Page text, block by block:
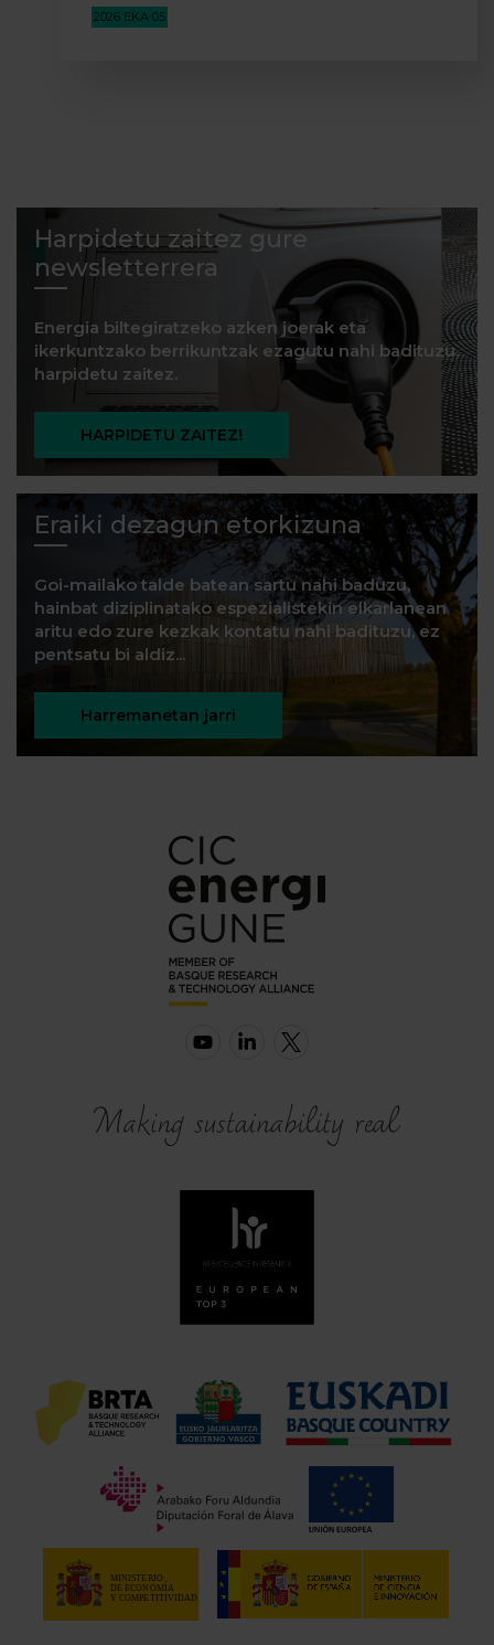
2026 EKA 05
Harpidetu zaitez gure
newsletterrera
Energia biltegiratzeko azken joerak eta
ikerkuntzako berrikuntzak ezagutu nahi badituzu,
harpidetu zaitez.
HARPIDETU ZAITEZ!
Eraiki dezagun etorkizuna
Goi-mailako talde batean sartu nahi baduzu,
hainbat diziplinatako espezialistekin elkarlanean
aritu edo zure kezkak kontatu nahi badituzu, ez
pentsatu bi aldiz...
Harremanetan jarri